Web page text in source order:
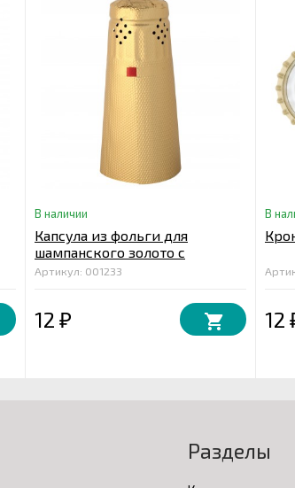
В наличии
Капсула из фольги для
шампанского золото с
тиснением
Артикул: 001233
12 ₽
В
12
Разделы